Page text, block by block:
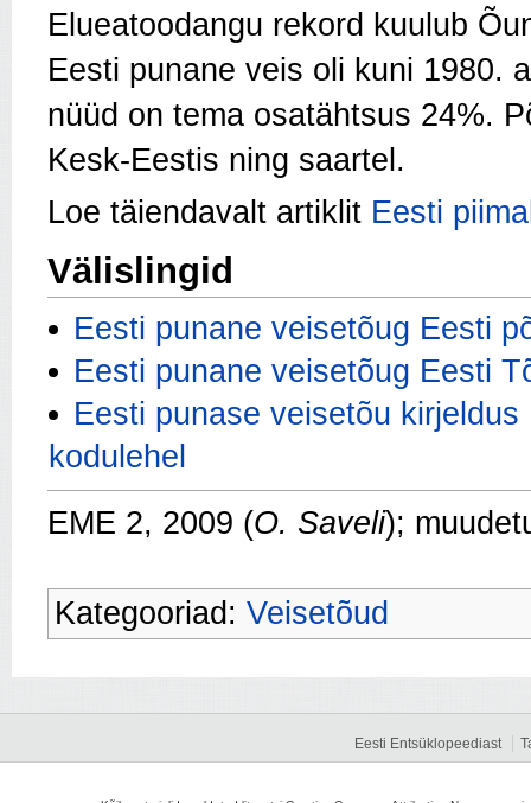
Elueatoodangu rekord kuulub
Eesti punane veis oli kuni 1980.
nüüd on tema osatäht­sus 24%.
Kesk-Eestis ning saartel.
Loe täiendavalt artiklit Eesti
Välislingid
Eesti punane veisetõug Eesti
Eesti punane veisetõug Eesti
Eesti punase veisetõu
kodulehel
EME 2, 2009 (O. Saveli);
Kategooriad: Veisetõud
Eesti Entsüklopeediast